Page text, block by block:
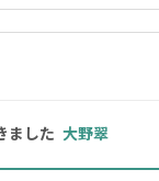
ました 大野翠